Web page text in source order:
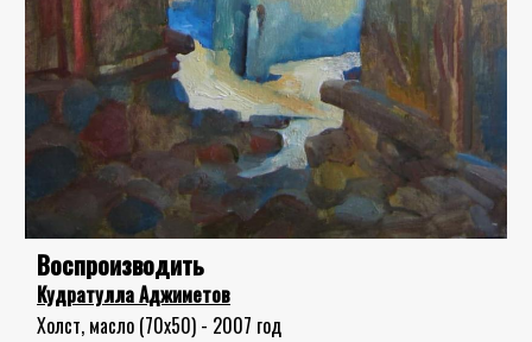
Воспроизводить
Кудратулла Аджиметов
Холст, масло (70x50) - 2007 год